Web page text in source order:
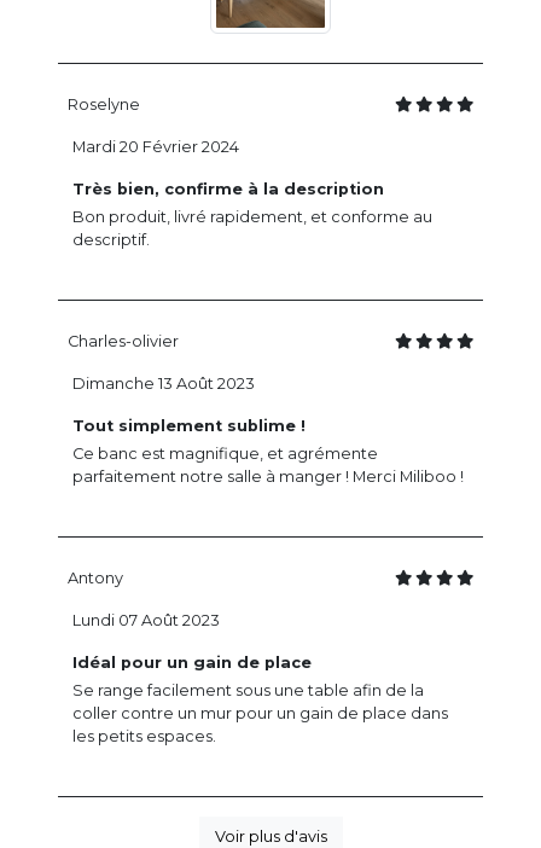
Roselyne
Très bien, confirme à la description
Bon produit, livré rapidement, et conforme au
descriptif.
Mardi 20 Février 2024
Charles-olivier
Tout simplement sublime !
Ce banc est magnifique, et agrémente
parfaitement notre salle à manger ! Merci Miliboo !
Dimanche 13 Août 2023
Antony
Idéal pour un gain de place
Se range facilement sous une table afin de la
coller contre un mur pour un gain de place dans
les petits espaces.
Lundi 07 Août 2023
Voir plus d'avis